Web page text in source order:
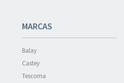
MARCAS
Balay
Castey
Tescoma